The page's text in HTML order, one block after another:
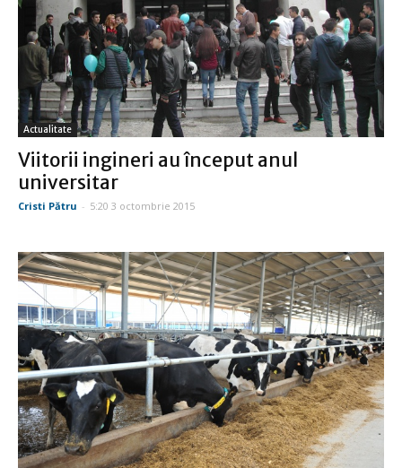
Actualitate
Viitorii ingineri au început anul
universitar
Cristi Pătru - 5:20 3 octombrie 2015